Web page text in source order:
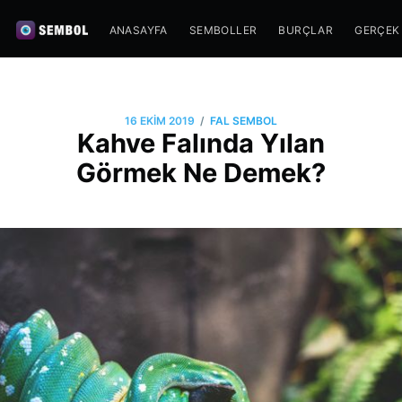
ANASAYFA SEMBOLLER BURÇLAR
16 EKIM 2019 / FAL SEMBOL
Kahve Falında Yılan
Görmek Ne Demek?